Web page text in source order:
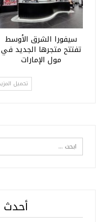
سيفورا الشرق الأوسط
تفتتح متجرها الجديد في
مول الإمارات
تحميل
أحدث